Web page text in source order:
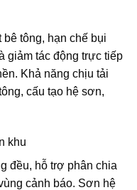
tông, hạn chế bụi
giảm tác động trực tiếp
Khả năng chịu tải
cấu tạo hệ sơn,
khu
đều, hỗ trợ phân chia
cảnh báo. Sơn hệ